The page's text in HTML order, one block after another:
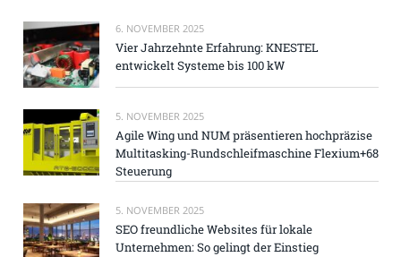
6. NOVEMBER 2025
Vier Jahrzehnte Erfahrung: KNESTEL
entwickelt Systeme bis 100 kW
5. NOVEMBER 2025
Agile Wing und NUM präsentieren hochpräzise
Multitasking-Rundschleifmaschine Flexium+68
Steuerung
5. NOVEMBER 2025
SEO freundliche Websites für lokale
Unternehmen: So gelingt der Einstieg